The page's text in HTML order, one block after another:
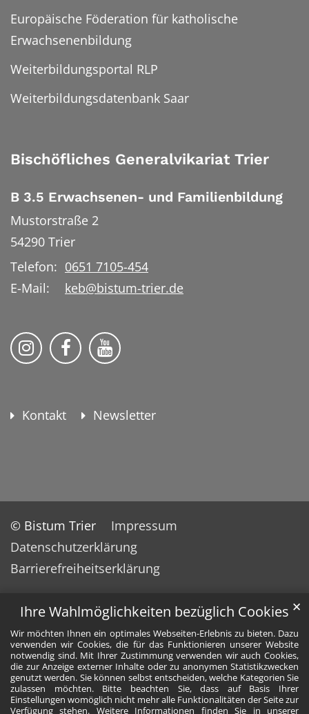
Ihre Wahlmöglichkeiten bezüglich Cookies
Wir möchten Ihnen ein optimales Webseiten-Erlebnis zu bieten. Dazu
verwenden wir Cookies, die für das Funktionieren unserer Website
notwendig sind. Mit Ihrer Zustimmung verwenden wir auch Cookies,
die zur Anzeige externer Inhalte oder zu anonymen Statistikzwecken
genutzt werden. Sie können selbst entscheiden, welche Kategorien Sie
zulassen möchten. Bitte beachten Sie, dass auf Basis Ihrer
Einstellungen womöglich nicht mehr alle Funktionalitäten der Seite zur
Verfügung stehen. Weitere Informationen finden Sie in unserer
✕
Europäische Föderation für katholische
Erwachsenenbildung
Weiterbildungsportal RLP
Weiterbildungsdatenbank Saar
Bischöfliches Generalvikariat Trier
B 3.5 Erwachsenen- und Familienbildung
Mustorstraße 2
54290 Trier
Telefon: 0651 7105-454
E-Mail:
keb@bistum-trier.de
KEB Bildung Leben auf Instagram
KEB Bildung Leben auf Facebook
KEB Bildung Leben auf
Kontakt Newsletter
© Bistum Trier
Impressum
Datenschutzerklärung
Barrierefreiheitserklärung